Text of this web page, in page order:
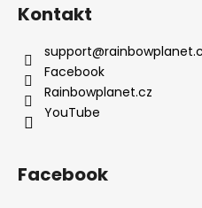
Kontakt
support@
Facebook
Rainbowplanet.cz
YouTube
Facebook